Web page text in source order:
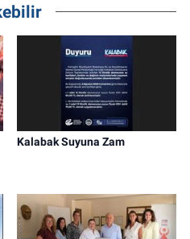
Kalabak Suyuna Zam